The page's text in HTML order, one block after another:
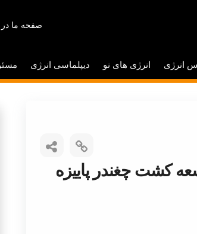
صفحه ما در
انرژی انرژی های نو دیپلماسی انرژی
توسعه کشت چغندر پاییزه